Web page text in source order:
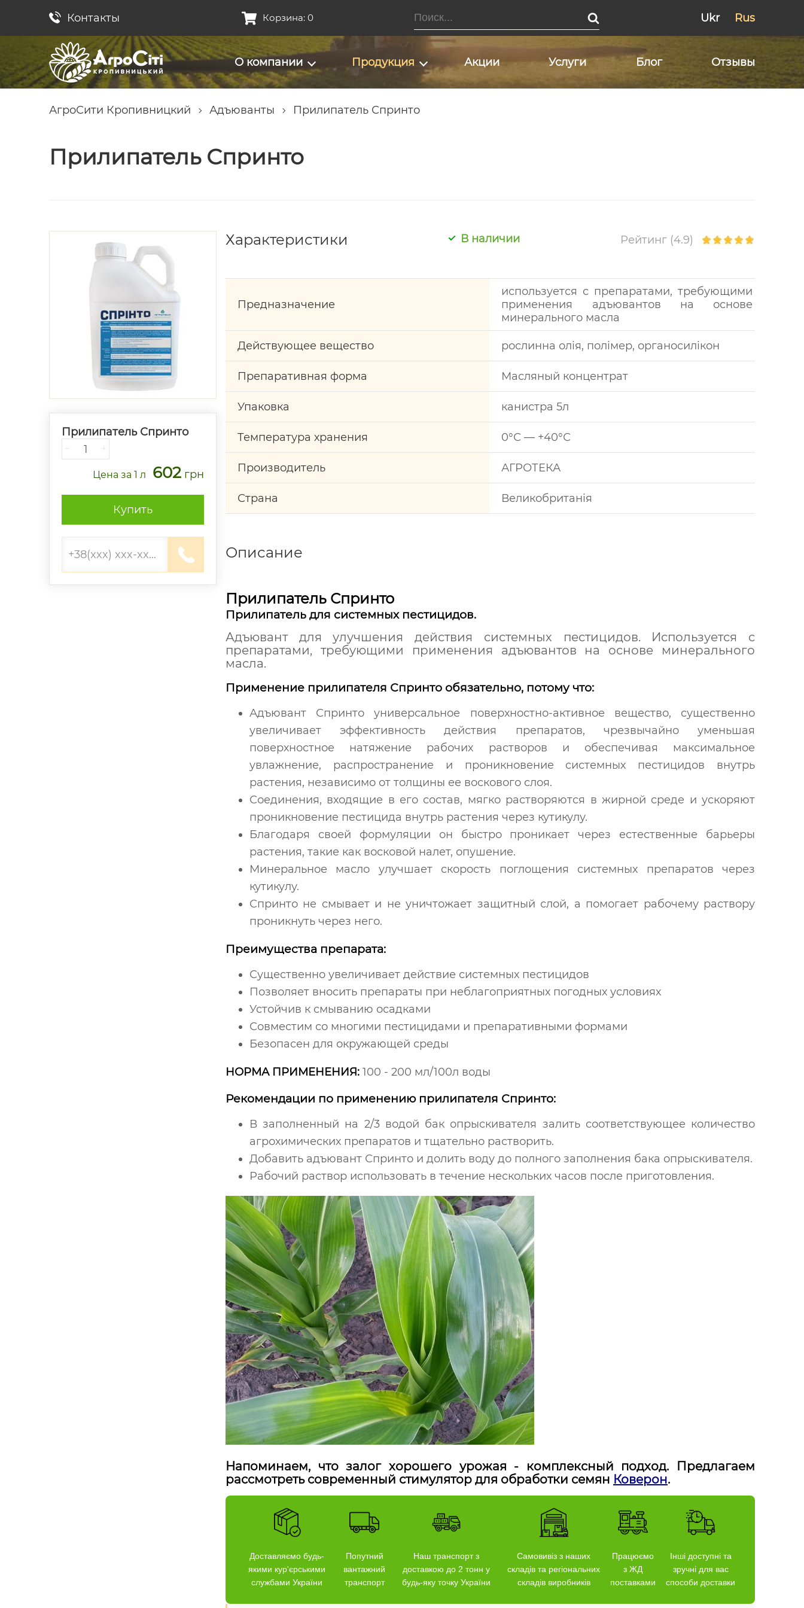
Контакты Корзина: 0 Ukr Rus
О компании Продукция Акции Услуги Блог Отзывы
АгроСити Кропивницкий Адъюванты Прилипатель Спринто
Прилипатель Спринто
Прилипатель Спринто
− +
Цена за 1 л 602 грн
Купить
Характеристики В наличии Рейтинг (4.9)
Предназначение
используется с препаратами, требующими
применения адъювантов на основе
минерального масла
Действующее вещество рослинна олія, полімер, органосилікон
Препаративная форма Масляный концентрат
Упаковка канистра 5л
Температура хранения 0°С — +40°С
Производитель АГРОТЕКА
Страна Великобританія
Описание
Прилипатель Спринто
Прилипатель для системных пестицидов.
Адъювант для улучшения действия системных пестицидов. Используется с
препаратами, требующими применения адъювантов на основе минерального
масла.
Применение прилипателя Спринто обязательно, потому что:
Адъювант Спринто универсальное поверхностно-активное вещество, существенно
увеличивает эффективность действия препаратов, чрезвычайно уменьшая
поверхностное натяжение рабочих растворов и обеспечивая максимальное
увлажнение, распространение и проникновение системных пестицидов внутрь
растения, независимо от толщины ее воскового слоя.
Соединения, входящие в его состав, мягко растворяются в жирной среде и ускоряют
проникновение пестицида внутрь растения через кутикулу.
Благодаря своей формуляции он быстро проникает через естественные барьеры
растения, такие как восковой налет, опушение.
Минеральное масло улучшает скорость поглощения системных препаратов через
кутикулу.
Спринто не смывает и не уничтожает защитный слой, а помогает рабочему раствору
проникнуть через него.
Преимущества препарата:
Существенно увеличивает действие системных пестицидов
Позволяет вносить препараты при неблагоприятных погодных условиях
Устойчив к смыванию осадками
Совместим со многими пестицидами и препаративными формами
Безопасен для окружающей среды
НОРМА ПРИМЕНЕНИЯ: 100 - 200 мл/100л воды
Рекомендации по применению прилипателя Спринто:
В заполненный на 2/3 водой бак опрыскивателя залить соответствующее количество
агрохимических препаратов и тщательно растворить.
Добавить адъювант Спринто и долить воду до полного заполнения бака опрыскивателя.
Рабочий раствор использовать в течение нескольких часов после приготовления.
Напоминаем, что залог хорошего урожая - комплексный подход. Предлагаем
рассмотреть современный стимулятор для обработки семян Коверон.
Доставляємо будь-
якими кур'єрськими
службами України
Попутний
вантажний
транспорт
Наш транспорт з
доставкою до 2 тонн у
будь-яку точку України
Самовивіз з наших
складів та регіональних
складів виробників
Працюємо
з ЖД
поставками
Інші доступні та
зручні для вас
способи доставки